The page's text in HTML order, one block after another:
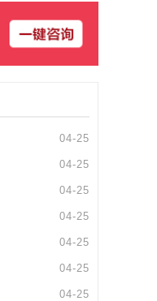
04-25
04-25
04-25
04-25
04-25
04-25
04-25